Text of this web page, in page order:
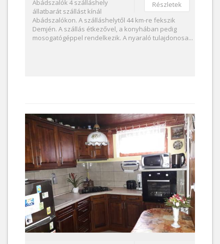
Részletek
Abádszalók 4 szálláshely
állatbarát szállást kínál
Abádszalókon. A szálláshelytől 44 km-re fekszik
Demjén. A szállás étkezővel, a konyhában pedig
mosogatógéppel rendelkezik. A nyaraló tulajdonosa...